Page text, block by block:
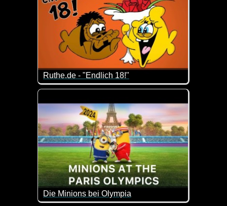
Ruthe.de - "Endlich 18!"
Ja, mit 18 ist man zwar volljährig, aber noch lange
Die Minions bei Olympia